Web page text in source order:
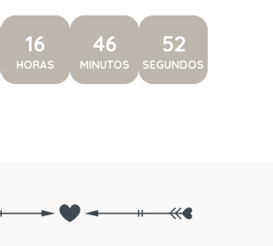
16
HORAS
46
MINUTOS
51
SEGUNDOS